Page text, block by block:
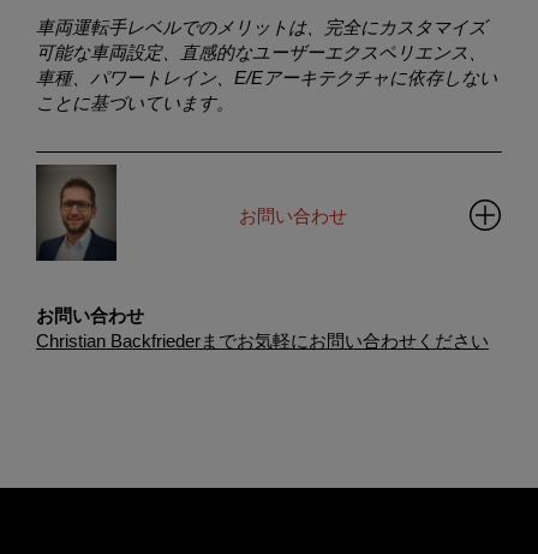
車両運転手レベルでのメリットは、完全にカスタマイズ
可能な車両設定、直感的なユーザーエクスペリエンス、
車種、パワートレイン、E/Eアーキテクチャに依存しない
ことに基づいています。
お問い合わせ
お問い合わせ
Christian Backfriederまでお気軽にお問い合わせください